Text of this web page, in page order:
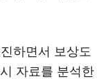
하면서 보상도
자료를 분석한